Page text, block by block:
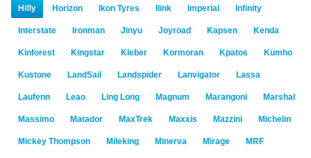
Hifly Horizon Ikon Tyres Ilink Imperial Infinity
Interstate Ironman Jinyu Joyroad Kapsen Kenda
Kinforest Kingstar Kleber Kormoran Kpatos Kumho
Kustone LandSail Landspider Lanvigator Lassa
Laufenn Leao Ling Long Magnum Marangoni Marshal
Massimo Matador MaxTrek Maxxis Mazzini Michelin
Mickey Thompson Mileking Minerva Mirage MRF